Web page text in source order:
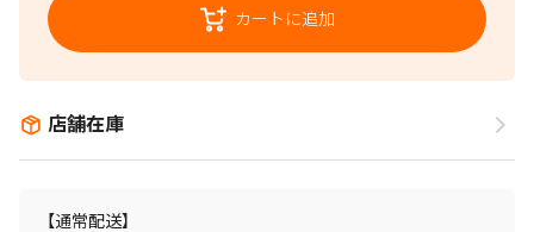
カートに追加
店舗在庫
【通常配送】